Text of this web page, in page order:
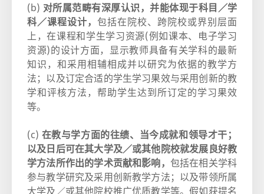
(b) 对所属范畴有深厚认识，并能体现于科目／学
科／课程设计， 包括在院校、跨院校或界别层面
上，在课程和学生学习资源(例如课本、电子学习
资源)的设计方面，显示教师具备有关学科的最新
知识，和采用相辅相成并以研究为依据的教学方
法；以及订定合适的学生学习果效与采用创新的教
学和评核方法，帮助学生达到所订定的学习果效
等。
(c) 在教与学方面的往绩、当今成就和领导才干；
以及日后可在其大学及／或其他院校就发展良好教
学方法所作出的学术贡献和影响， 包括在相关学科
参与教学研究及采用创新教学方法；以及带领所属
大学及／或其他院校推广优质教学等。假如获提名